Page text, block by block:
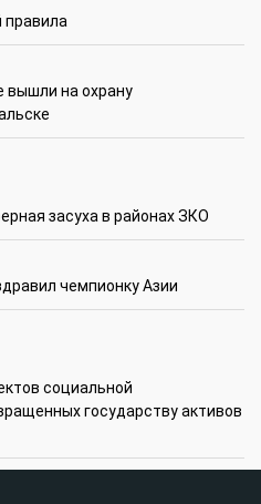
вышли на охрану
засуха в районах ЗКО
чемпионку Азии
социальной
государству активов